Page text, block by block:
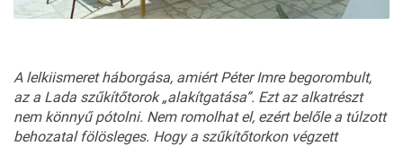
A lelkiismeret háborgása, amiért Péter Imre begorombult,
az a Lada szűkítőtorok „alakítgatása”. Ezt az alkatrészt
nem könnyű pótolni. Nem romolhat el, ezért belőle a túlzott
behozatal fölösleges. Hogy a szűkítőtorkon végzett